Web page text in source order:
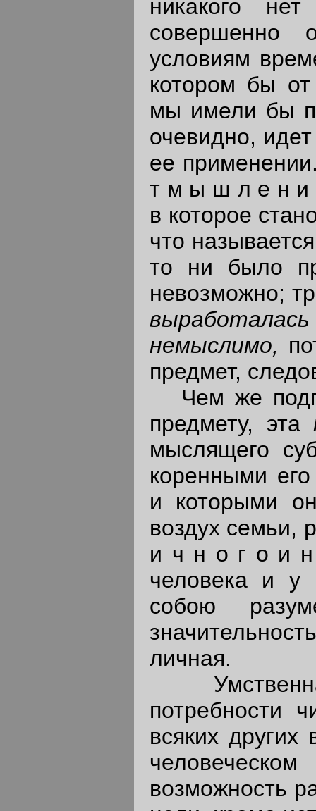
никакого
совершенно
условиям
котором бы
мы имели бы
очевидно,
ее
т м ы ш л е н и
в которое
что
то ни было
невозможно;
выработалась
немыслимо,
предмет,
Чем же
предмету, эта
мыслящего
коренными
и которыми
воздух семьи,
и ч н о г о и
человека и у
собою
личная.
потребности
всяких
возможность